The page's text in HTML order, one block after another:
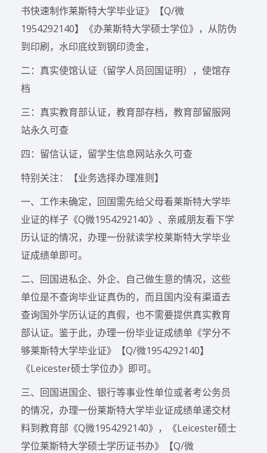
书快速制作莱斯特大学毕业证》【Q/微
1954292140】《办莱斯特大学硕士学位》，从防伪
到印刷，水印底纹到钢印烫金，
二：真实使馆认证（留学人员回国证明），使馆存
档
三：真实教育部认证，教育部存档，教育部留服网
站永久可查
四：留信认证，留学生信息网站永久可查
特别关注：【业务选择办理准则】
一、工作未确定，回国需先给父母看莱斯特大学毕
业证的样子《Q微1954292140》、亲戚朋友看下学
历认证的情况，办理一份就读学校莱斯特大学毕业
证成绩单即可。
二、回国进私企、外企、自己做生意的情况，这些
单位是不查询毕业证真伪的，而且国内没有渠道去
查询国外学历认证的真假，也不需要提供真实教育
部认证。鉴于此，办理一份毕业证成绩单《学分不
够莱斯特大学毕业证》【Q/微1954292140】
《Leicester硕士学位办》即可。
三、回国进国企、银行等事业性单位或者考公务员
的情况，办理一份莱斯特大学毕业证成绩单递交材
料到教育部《Q微1954292140》，《Leicester硕士
学位莱斯特大学硕士学历证书办》【Q/微